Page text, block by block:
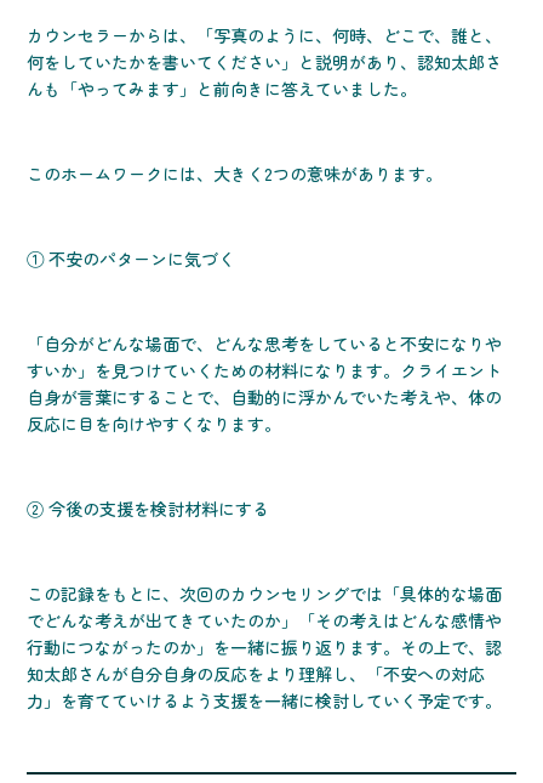
カウンセラーからは、「写真のように、何時、どこで、誰と、
何をしていたかを書いてください」と説明があり、認知太郎さ
んも「やってみます」と前向きに答えていました。
このホームワークには、大きく2つの意味があります。
① 不安のパターンに気づく
「自分がどんな場面で、どんな思考をしていると不安になりや
すいか」を見つけていくための材料になります。クライエント
自身が言葉にすることで、自動的に浮かんでいた考えや、体の
反応に目を向けやすくなります。
② 今後の支援を検討材料にする
この記録をもとに、次回のカウンセリングでは「具体的な場面
でどんな考えが出てきていたのか」「その考えはどんな感情や
行動につながったのか」を一緒に振り返ります。その上で、認
知太郎さんが自分自身の反応をより理解し、「不安への対応
力」を育てていけるよう支援を一緒に検討していく予定です。